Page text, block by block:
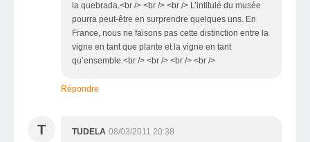
la quebrada.<br /> <br /> <br /> L’intitulé du musée
pourra peut-être en surprendre quelques uns. En
France, nous ne faisons pas cette distinction entre la
vigne en tant que plante et la vigne en tant
qu’ensemble.<br /> <br /> <br /> <br />
Répondre
T TUDELA 08/03/2011 20:38